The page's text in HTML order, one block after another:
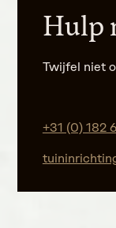
Hulp
Twijfel niet
+31 (0) 182